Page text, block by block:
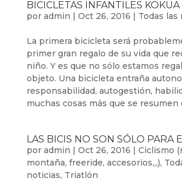
BICICLETAS INFANTILES KOKUA
por admin | Oct 26, 2016 | Todas las
La primera bicicleta será
primer gran regalo de su vida que
niño. Y es que no sólo estamos
objeto. Una bicicleta entraña
responsabilidad, autogestión,
muchas cosas más que se resumen
LAS BICIS NO SON SÓLO PARA
por admin | Oct 26, 2016 | Ciclismo
montaña, freeride, accesorios,,,),
noticias, Triatlón